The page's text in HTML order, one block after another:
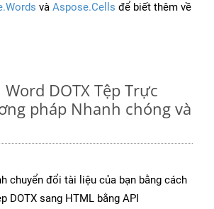
và Aspose.Cells để biết thêm về
DOTX Tệp Trực
pháp Nhanh chóng và
chuyển đổi tài liệu của bạn bằng cách
DOTX sang HTML bằng API